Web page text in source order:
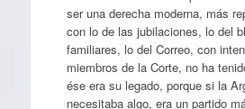
ser una derecha moderna, más
con lo de las jubilaciones, lo del
familiares, lo del Correo, con
miembros de la Corte, no ha
ése era su legado, porque si la
necesitaba algo, era un partido